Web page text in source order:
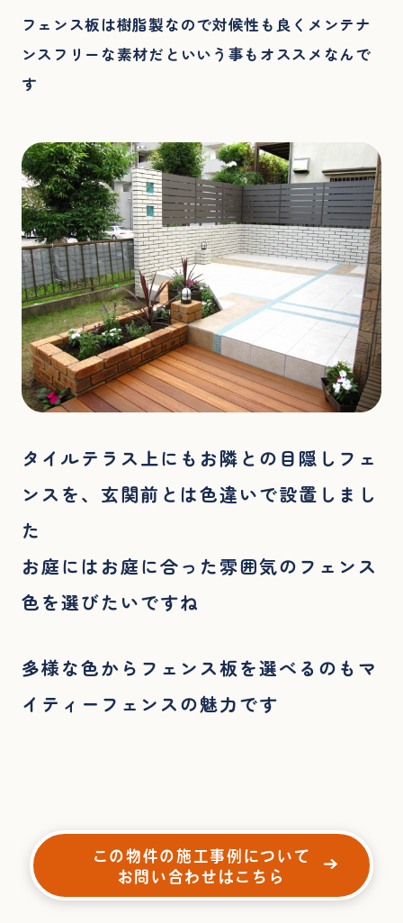
フェンス板は樹脂製なので対候性も良くメンテナ
ンスフリーな素材だといいう事もオススメなんで
す
タイルテラス上にもお隣との目隠しフェ
ンスを、玄関前とは色違いで設置しまし
た
お庭にはお庭に合った雰囲気のフェンス
色を選びたいですね
多様な色からフェンス板を選べるのもマ
イティーフェンスの魅力です
この物件の施工事例について
お問い合わせはこちら